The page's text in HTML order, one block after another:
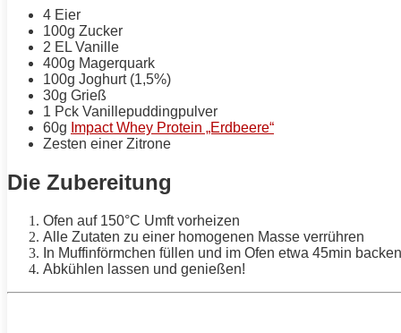
4 Eier
100g Zucker
2 EL Vanille
400g Magerquark
100g Joghurt (1,5%)
30g Grieß
1 Pck Vanillepuddingpulver
60g Impact Whey Protein „Erdbeere“
Zesten einer Zitrone
Die Zubereitung
Ofen auf 150°C Umft vorheizen
Alle Zutaten zu einer homogenen Masse verrühren
In Muffinförmchen füllen und im Ofen etwa 45min backen
Abkühlen lassen und genießen!